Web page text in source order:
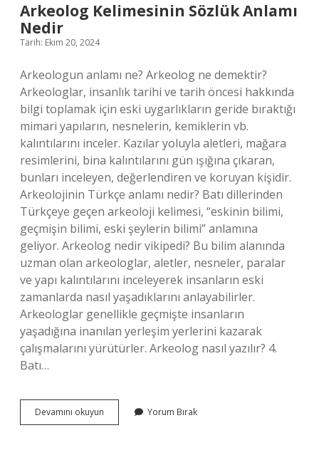
Arkeolog Kelimesinin Sözlük Anlamı
Nedir
Tarih: Ekim 20, 2024
Arkeologun anlamı ne? Arkeolog ne demektir?
Arkeologlar, insanlık tarihi ve tarih öncesi hakkında
bilgi toplamak için eski uygarlıkların geride bıraktığı
mimari yapıların, nesnelerin, kemiklerin vb.
kalıntılarını inceler. Kazılar yoluyla aletleri, mağara
resimlerini, bina kalıntılarını gün ışığına çıkaran,
bunları inceleyen, değerlendiren ve koruyan kişidir.
Arkeolojinin Türkçe anlamı nedir? Batı dillerinden
Türkçeye geçen arkeoloji kelimesi, “eskinin bilimi,
geçmişin bilimi, eski şeylerin bilimi” anlamına
geliyor. Arkeolog nedir vikipedi? Bu bilim alanında
uzman olan arkeologlar, aletler, nesneler, paralar
ve yapı kalıntılarını inceleyerek insanların eski
zamanlarda nasıl yaşadıklarını anlayabilirler.
Arkeologlar genellikle geçmişte insanların
yaşadığına inanılan yerleşim yerlerini kazarak
çalışmalarını yürütürler. Arkeolog nasıl yazılır? 4.
Batı…
Devamını okuyun Arkeolog
Kelimesinin
Yorum Bırak